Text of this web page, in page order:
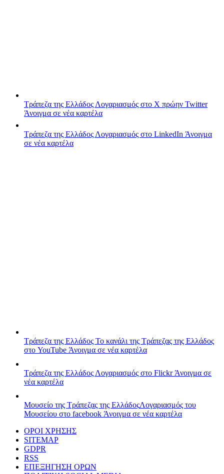
Τράπεζα της Ελλάδος Λογαριασμός στο X πρώην Twitter
Άνοιγμα σε νέα καρτέλα
Τράπεζα της Ελλάδος Λογαριασμός στο LinkedIn Άνοιγμα
σε νέα καρτέλα
Τράπεζα της Ελλάδος Το κανάλι της Τράπεζας της Ελλάδος
στο YouTube Άνοιγμα σε νέα καρτέλα
Τράπεζα της Ελλάδος Λογαριασμός στο FlickrΆνοιγμα σε
νέα καρτέλα
Μουσείο της Τράπεζας της ΕλλάδοςΛογαριασμός του
Μουσείου στο facebook Άνοιγμα σε νέα καρτέλα
ΟΡΟΙ ΧΡΗΣΗΣ
SITEMAP
GDPR
RSS
ΕΠΕΞΗΓΗΣΗ ΟΡΩΝ